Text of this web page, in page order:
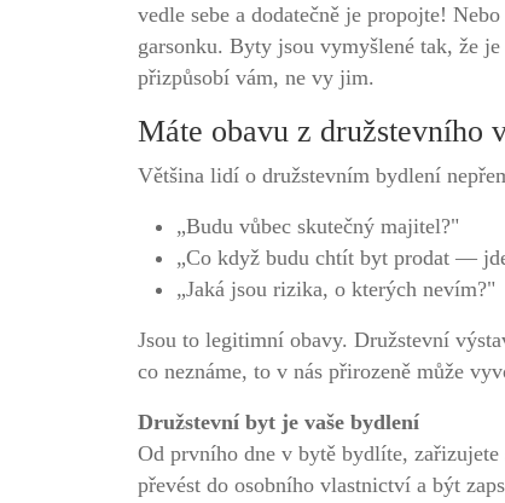
vedle sebe a dodatečně je propojte!
garsonku. Byty jsou vymyšlené tak, že
přizpůsobí vám, ne vy jim.
Máte obavu z družstevního
Většina lidí o družstevním bydlení
„Budu vůbec skutečný majitel?"
„Co když budu chtít byt prodat —
„Jaká jsou rizika, o kterých nevím?"
Jsou to legitimní obavy. Družstevní
co neznáme, to v nás přirozeně může
Družstevní byt je vaše bydlení
Od prvního dne v bytě bydlíte, zařizujete
převést do osobního vlastnictví a být